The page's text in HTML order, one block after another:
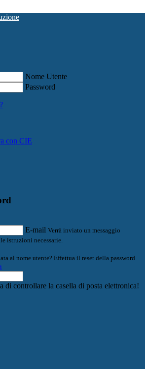
Nome Utente
Password
con CIE
E-mail Verrà inviato un messaggio
istruzioni necessarie.
al nome utente? Effettua il reset della password
di controllare la casella di posta elettronica!